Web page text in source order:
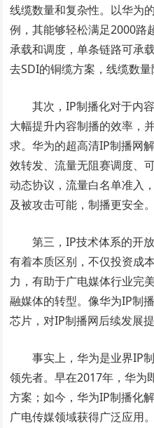
线缆数量和复杂性。以华为
例，其能够轻松满足2000路
承载和调度，单条链路可承
去SDI的铜缆方案，线缆数量
其次，IP制播化对于内
大幅提升内容制播的效率，
求。华为的超高清IP制播网
效转发、流量无阻赛调度、
动态协议，流量白名单准入
及被攻击可能，制播更安全。
第三，IP技术体系的开
有着本质区别，不仅投资成
力，有助于广电媒体行业完
融媒体的转型。像华为IP制
芯片，对IP制播网后续发展
事实上，华为是业界IP
领先者。早在2017年，华为
方案；如今，华为IP制播化
广电传媒领域获得广泛应用